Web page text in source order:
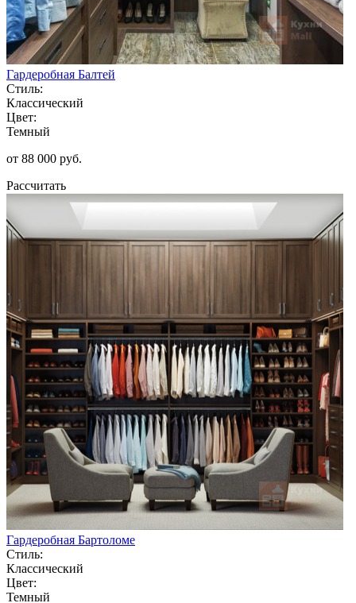
Гардеробная Балтей
Стиль:
Классический
Цвет:
Темный
от 88 000 руб.
Рассчитать
Гардеробная Бартоломе
Стиль:
Классический
Цвет:
Темный